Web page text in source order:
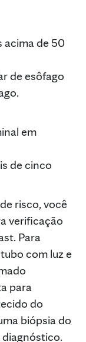
acima de 50
de esôfago
em
de cinco
risco, você
verificação
Para
com luz e
para
do
biópsia do